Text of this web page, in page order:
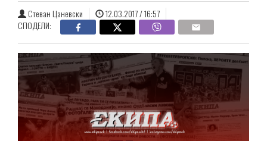
Стеван Цаневски
12.03.2017 / 16:57
СПОДЕЛИ: